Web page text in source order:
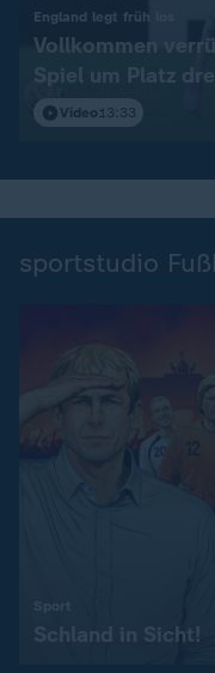
England legt früh los
Vollkommen
Spiel um Platz
Video 13:33
sportstudio
Schland in Sicht!